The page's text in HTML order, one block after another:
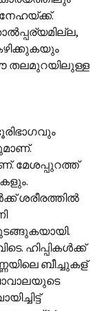
നേഹയ്ക്ക്.
തലമുറയിലുള്ള
മേശപ്പുറത്ത്
ശരീരത്തില്‍
ഹിപ്പികള്‍ക്ക്
ബീച്ചുകള്